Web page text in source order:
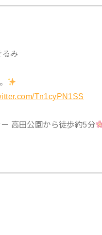
るみ
Tn1cyPN1SS
高田公園から徒歩約5分